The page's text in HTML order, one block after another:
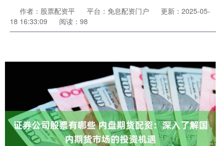
作者：股票配资平 平台：免息配资门户
更新：2025-05-
18 16:33:09
阅读：98